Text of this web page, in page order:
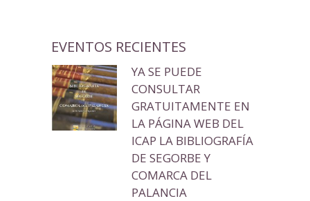
EVENTOS RECIENTES
YA SE PUEDE
CONSULTAR
GRATUITAMENTE EN
LA PÁGINA WEB DEL
ICAP LA BIBLIOGRAFÍA
DE SEGORBE Y
COMARCA DEL
PALANCIA